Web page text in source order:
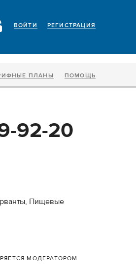
РЕГИСТРАЦИЯ
ВОЙТИ
ПЛАНЫ ПОМОЩЬ
92-20
Пищевые
МОДЕРАТОРОМ